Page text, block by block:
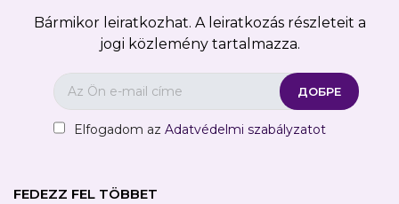
Bármikor leiratkozhat. A leiratkozás részleteit a
jogi közlemény tartalmazza.
Elfogadom az Adatvédelmi szabályzatot
FEDEZZ FEL TÖBBET